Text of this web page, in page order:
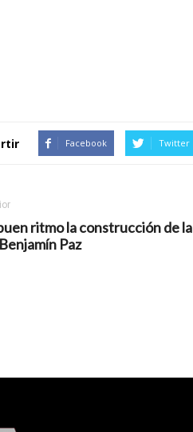
Facebook Twitter
ritmo la construcción de la
Paz